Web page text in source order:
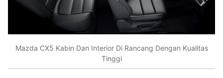
Mazda CX5 Kabin Dan Interior Di Rancang Dengan Kualitas
Tinggi